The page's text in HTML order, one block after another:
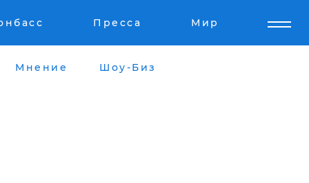
Пресса Мир
Мнение Шоу-Биз